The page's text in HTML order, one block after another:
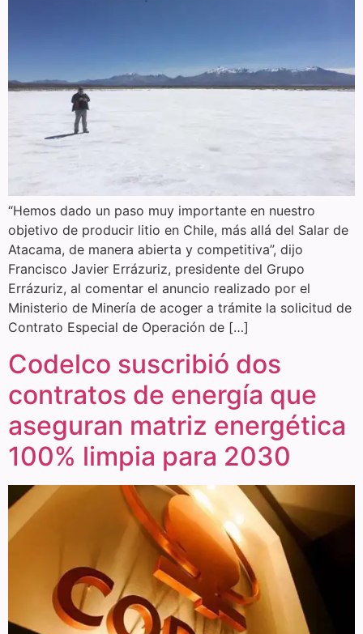
“Hemos dado un paso muy importante en nuestro
objetivo de producir litio en Chile, más allá del Salar de
Atacama, de manera abierta y competitiva”, dijo
Francisco Javier Errázuriz, presidente del Grupo
Errázuriz, al comentar el anuncio realizado por el
Ministerio de Minería de acoger a trámite la solicitud de
Contrato Especial de Operación de […]
Codelco suscribió dos
contratos de energía que
aseguran matriz energética
100% limpia para 2030